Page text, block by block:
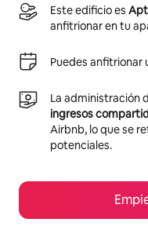
Este edificio es
anfitrionar en tu
Puedes anfitrionar
La administración
ingresos
Airbnb, lo que se
potenciales.